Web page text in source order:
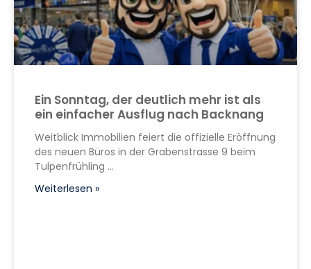
Ein Sonntag, der deutlich mehr ist als
ein einfacher Ausflug nach Backnang
Weitblick Immobilien feiert die offizielle Eröffnung
des neuen Büros in der Grabenstrasse 9 beim
Tulpenfrühling
Weiterlesen »